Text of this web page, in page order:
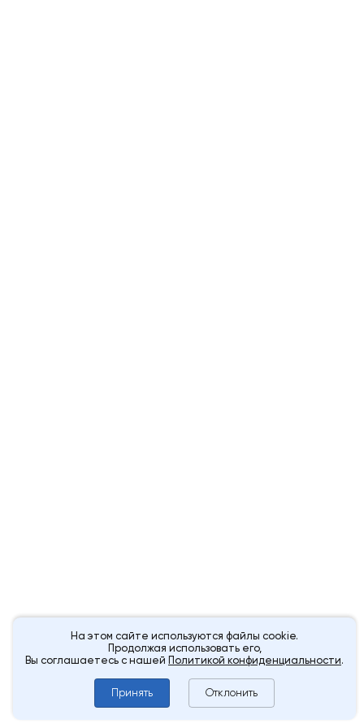
На этом сайте используются файлы cookie.
Продолжая использовать его,
Вы соглашаетесь с нашей Политикой конфиденциальности.
Принять Отклонить